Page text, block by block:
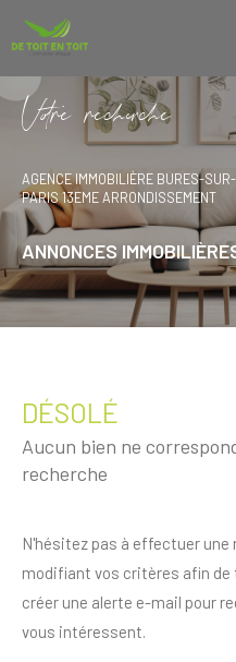
Vore recece
AGENCE IMMOBILIÈRE BURES-
PARIS 13EME ARRONDISSEMENT
ANNONCES
DÉSOLÉ
Aucun bien ne
recherche
N'hésitez pas à effectuer une
modifiant vos critères afin de
créer une alerte e-mail pour
vous intéressent.